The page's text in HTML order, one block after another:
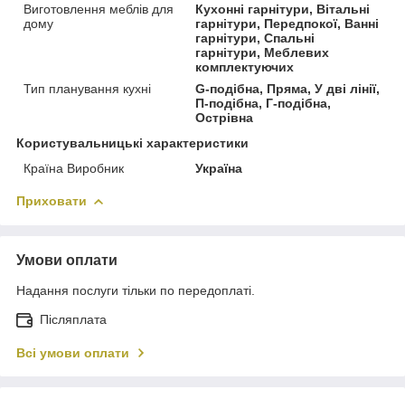
Виготовлення меблів для
дому
Кухонні гарнітури, Вітальні
гарнітури, Передпокої, Ванні
гарнітури, Спальні
гарнітури, Меблевих
комплектуючих
Тип планування кухні
G-подібна, Пряма, У дві лінії,
П-подібна, Г-подібна,
Острівна
Користувальницькі характеристики
Країна Виробник
Україна
Приховати
Умови оплати
Надання послуги тільки по передоплаті.
Післяплата
Всі умови оплати